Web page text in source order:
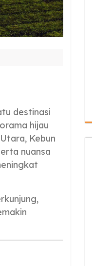
destinasi
hijau
Kebun
nuansa